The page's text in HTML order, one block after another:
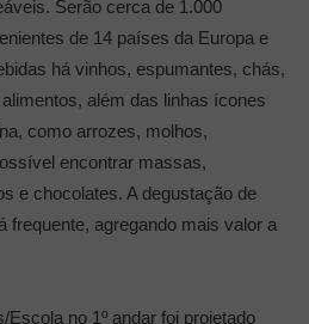
Serão cerca de 1.000
de 14 países da Europa e
há vinhos, espumantes, chás,
além das linhas ícones
como arrozes, molhos,
encontrar massas,
e chocolates. A degustação de
frequente, agregando mais valor a
no 1º andar foi projetado